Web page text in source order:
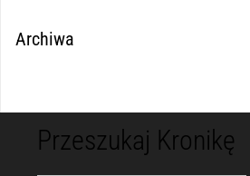
Archiwa
Przeszukaj Kronikę